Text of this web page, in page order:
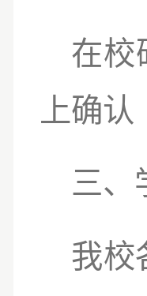
在校
上确认
三、
我校